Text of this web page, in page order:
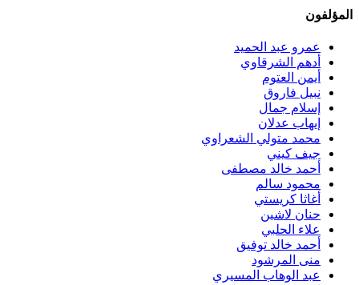
المؤلفون
عمرو عبد الحميد
أدهم الشرقاوي
أيمن العتوم
نبيل فاروق
إسلام جمال
إيهاب عدلان
محمد متولي الشعراوي
جيف كيني
أحمد خالد مصطفى
محمود سالم
أغاثا كريستي
حنان لاشين
علاء الحلبي
أحمد خالد توفيق
منى المرشود
عبد الوهاب المسيري